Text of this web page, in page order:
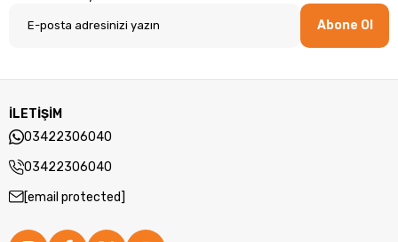
Abone Ol
İLETİŞİM
03422306040
03422306040
[email protected]